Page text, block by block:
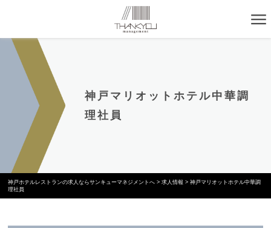
神戸マリオットホテル中華調
理社員
神戸ホテルレストランの求人ならサンキューマネジメントへ >求人情報 >神戸マリオットホテル中華調
理社員